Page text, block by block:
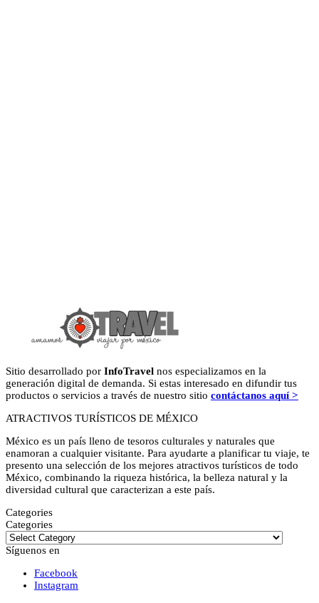
Sitio desarrollado por InfoTravel nos especializamos en la
generación digital de demanda. Si estas interesado en difundir tus
productos o servicios a través de nuestro sitio contáctanos aquí >
ATRACTIVOS TURÍSTICOS DE MÉXICO
México es un país lleno de tesoros culturales y naturales que
enamoran a cualquier visitante. Para ayudarte a planificar tu viaje, te
presento una selección de los mejores atractivos turísticos de todo
México, combinando la riqueza histórica, la belleza natural y la
diversidad cultural que caracterizan a este país.
Categories
Categories
Síguenos en
Facebook
Instagram